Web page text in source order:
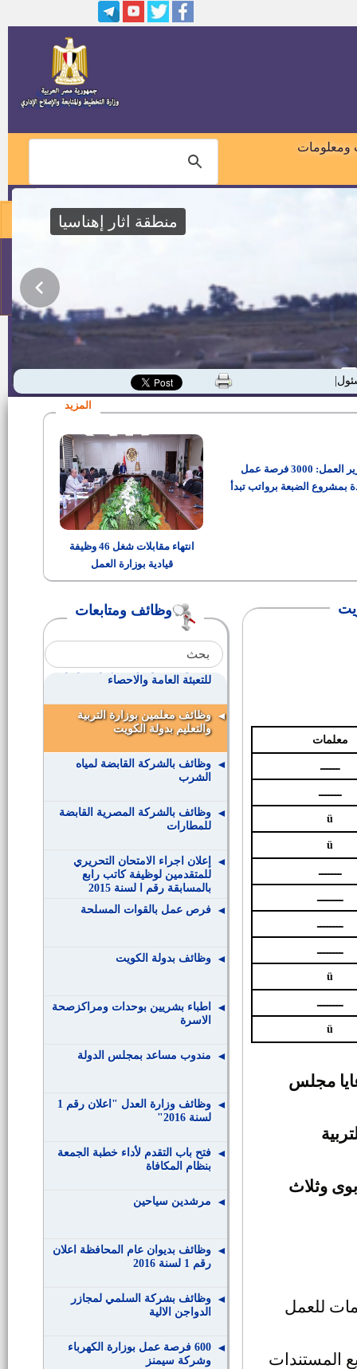
01018460099
ومعلومات
منطقة اثار إهناسيا
المجتم|
المزيد
وزير العمل: 3000 فرصة عمل
بمشروع الضبعة برواتب تبدأ
انتهاء مقابلات شغل 46 وظيفة
قيادية بوزارة العمل
معلمات
ــــــ
ـــــــ
ü
ü
ـــــــ
ــــــــ
ــــــــ
ــــــــ
ü
ــــــــ
ü
مجلس
وثلاث
للعمل
المستندات
وظائف ومتابعات
مواعيد‬ واماكن اختبارات وأسماء
الشهر العقاري ( كاتب رابع)
وظائف بشركة ايجيبت تريد
المتقدمين المستوفين لشروط
وظائف الشهر العقاري2015( معاون
خدمة – حرفي مساعد سائق –
حرفي مساعد تجليد )
وظائف بمساجد النذور بوزارة
الاوقاف
وظائف بمديرية أوقاف بني سويف
سيارات مبرده للشباب من الصندوق
الاجتماعي
100 فرصة عمل بشركة كريستال
كشوف بأسماء السادة المرشحين
للتعيين بالجهات الإدارية لاستكمال
وظائف خالية بشركة لمعالجة مياه
الشرب بالمحافظات
مطلوب معاونيين بالجهاز المركزي
للتعبئة العامة والاحصاء
وظائف معلمين بوزارة التربية
والتعليم بدولة الكويت
وظائف بالشركة القابضة لمياه
الشرب
وظائف بالشركة المصرية القابضة
للمطارات
إعلان اجراء الامتحان التحريري
للمتقدمين لوظيفة كاتب رابع
بالمسابقة رقم ا لسنة 2015
فرص عمل بالقوات المسلحة
وظائف بدولة الكويت
اطباء بشريين بوحدات ومراكزصحة
الاسرة
مندوب مساعد بمجلس الدولة
وظائف وزارة العدل "اعلان رقم 1
لسنة 2016"
فتح باب التقدم لأداء خطبة الجمعة
بنظام المكافاة
مرشدين سياحين
وظائف بديوان عام المحافظة اعلان
رقم 1 لسنة 2016
وظائف بشركة السلمي لمجازر
الدواجن الالية
600 فرصة عمل بوزارة الكهرباء
وشركة سيمنز